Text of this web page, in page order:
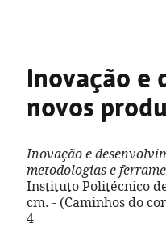
Inovação e
novos
Inovação e
metodologias e
Instituto Politécnico
cm. - (Caminhos do
4